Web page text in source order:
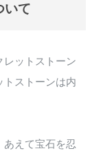
いて
レットストーン
トストーンは内
あえて宝石を忍